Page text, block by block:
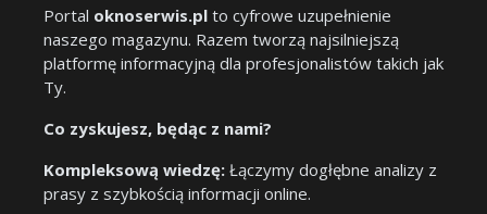
Portal oknoserwis.pl to cyfrowe uzupełnienie
naszego magazynu. Razem tworzą najsilniejszą
platformę informacyjną dla profesjonalistów takich jak
Ty.
Co zyskujesz, będąc z nami?
Kompleksową wiedzę: Łączymy dogłębne analizy z
prasy z szybkością informacji online.